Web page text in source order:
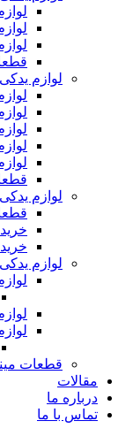
لوازم یدکی
لوازم یدکی
لوازم یدکی
قطعات
لوازم یدکی غلطک
لوازم یدکی
لوازم یدکی
لوازم یدکی
لوازم یدکی
لوازم یدکی
قطعات غلطک
لوازم یدکی مینی لودر
قطعات مینی
خرید و فروش
خرید و فروش
لوازم یدکی لیفتراک
لوازم یدکی
قطعات
لوازم یدکی
لوازم یدکی
قطعات
قطعات مینی بیل
ما
با ما